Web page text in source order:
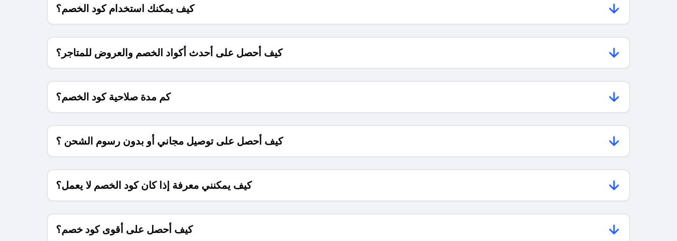
كيف يمكنك استخدام كود الخصم؟
كيف أحصل على أحدث أكواد الخصم والعروض للمتاجر؟
كم مدة صلاحية كود الخصم؟
كيف أحصل على توصيل مجاني أو بدون رسوم الشحن ؟
كيف يمكنني معرفة إذا كان كود الخصم لا يعمل؟
كيف أحصل على أقوى كود خصم؟